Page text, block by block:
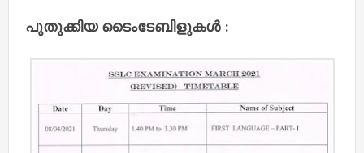
പുതുക്കിയ ടൈംടേബിളുകൾ :